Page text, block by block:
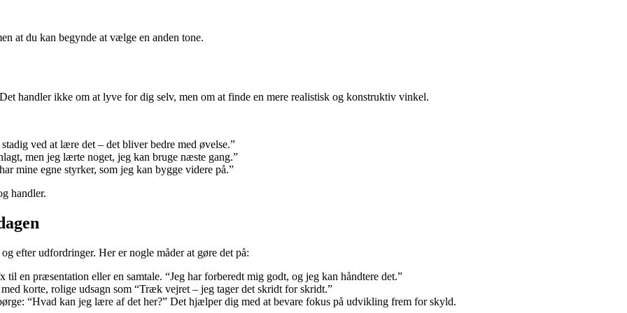
at du kan begynde at vælge en anden tone.
handler ikke om at lyve for dig selv, men om at finde en mere realistisk og konstruktiv vinkel.
ved at lære det – det bliver bedre med øvelse.”
men jeg lærte noget, jeg kan bruge næste gang.”
mine egne styrker, som jeg kan bygge videre på.”
handler.
efter udfordringer. Her er nogle måder at gøre det på:
en præsentation eller en samtale. “Jeg har forberedt mig godt, og jeg kan håndtere det.”
korte, rolige udsagn som “Træk vejret – jeg tager det skridt for skridt.”
“Hvad kan jeg lære af det her?” Det hjælper dig med at bevare fokus på udvikling frem for skyld.